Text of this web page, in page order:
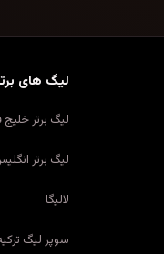
لیگ های
لیگ برتر
لیگ برتر
لالیگا
سوپر لیگ